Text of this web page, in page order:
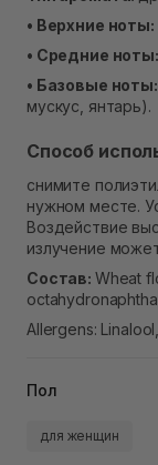
• Верхние ноты:
• Средние ноты:
• Базовые ноты:
мускус, янтарь).
Способ
снимите
нужном месте.
Воздействие
излучение
Состав: Wheat
Allergens:
Пол
для женщин